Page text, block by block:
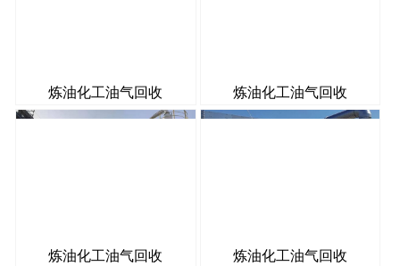
炼油化工油气回收 炼油化工油气回收
炼油化工油气回收 炼油化工油气回收